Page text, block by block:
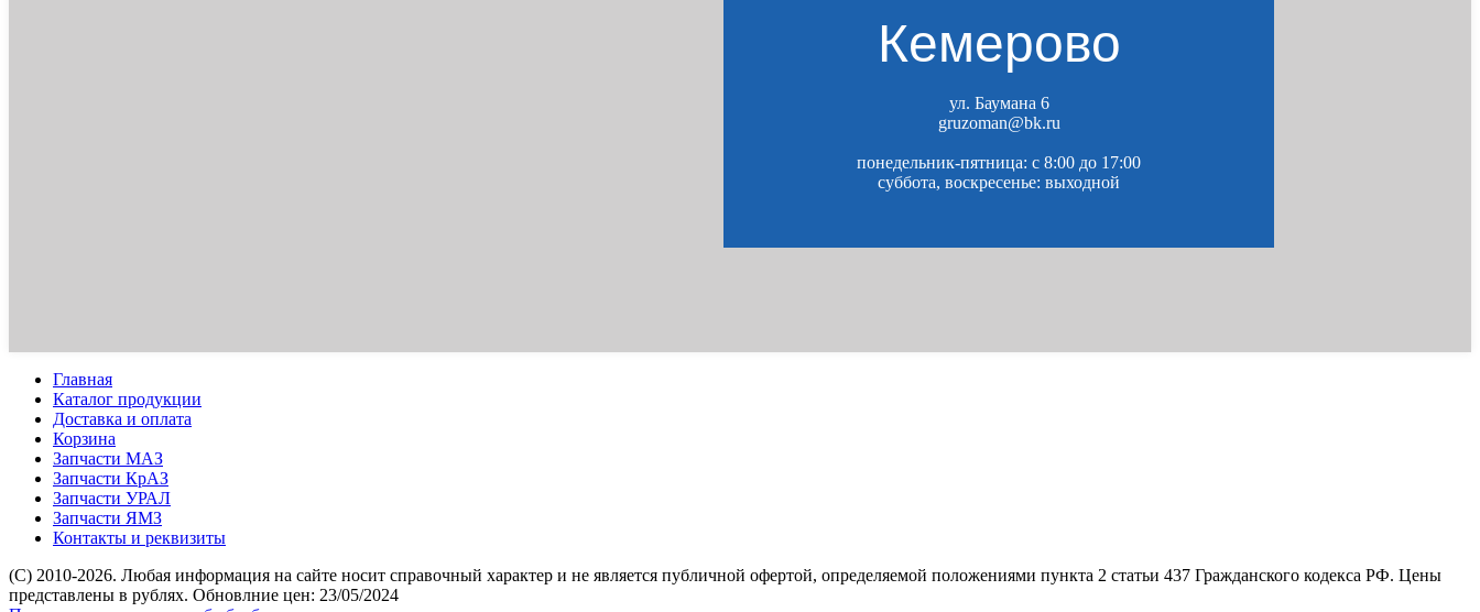
Кемерово
ул. Баумана 6
gruzoman@bk.ru
понедельник-пятница: c 8:00 до 17:00
суббота, воскресенье: выходной
Главная
Каталог продукции
Доставка и оплата
Корзина
Запчасти МАЗ
Запчасти КрАЗ
Запчасти УРАЛ
Запчасти ЯМЗ
Контакты и реквизиты
(C) 2010-2026. Любая информация на сайте носит справочный характер и не является публичной офертой, определяемой положениями пункта 2 статьи 437 Гражданского кодекса РФ. Цены
представлены в рублях. Обновлние цен: 23/05/2024